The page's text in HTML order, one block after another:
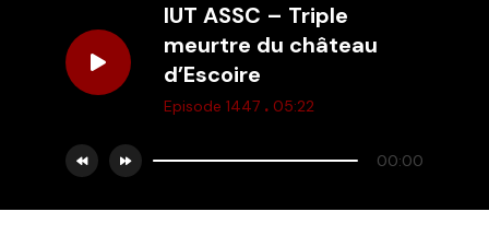
IUT ASSC – Triple
meurtre du château
d’Escoire
Episode 1447 . 05:22
00:00